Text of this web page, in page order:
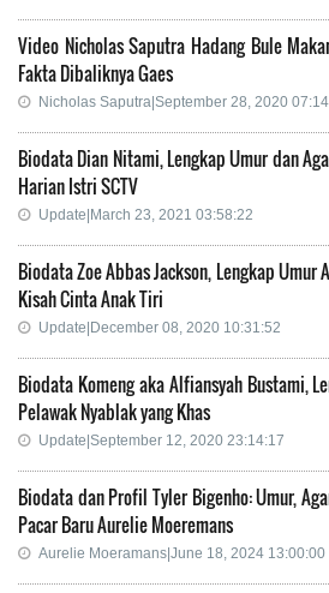
Video Nicholas Saputra Hadang Bule
Fakta Dibaliknya Gaes
Nicholas Saputra|September 28, 2020
Biodata Dian Nitami, Lengkap Umur dan
Harian Istri SCTV
Update|March 23, 2021 03:58:22
Biodata Zoe Abbas Jackson, Lengkap Umur
Kisah Cinta Anak Tiri
Update|December 08, 2020 10:31:52
Biodata Komeng aka Alfiansyah Bustami,
Pelawak Nyablak yang Khas
Update|September 12, 2020 23:14:17
Biodata dan Profil Tyler Bigenho: Umur,
Pacar Baru Aurelie Moeremans
Aurelie Moeramans|June 18, 2024 13:00:00